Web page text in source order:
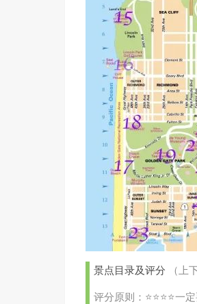
景点目录及评分
（上
评分原则：⭐️⭐️⭐️⭐️一定